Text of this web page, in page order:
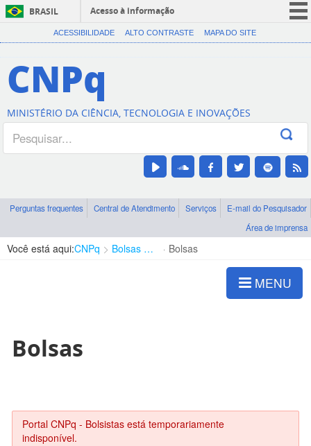
BRASIL
Acesso à informação
CORONAVÍRUS (COVID-19)
Canais
ACESSIBILIDADE ALTO CONTRASTE MAPA DO SITE
CNPq
MINISTÉRIO DA CIÊNCIA, TECNOLOGIA E INOVAÇÕES
Perguntas frequentes Central de Atendimento Serviços
E-mail do Pesquisador
Área de imprensa
Você está aqui:CNPq Bolsas e Auxílios Vigentes Bolsas
MENU
Bolsas
Portal CNPq - Bolsistas está temporariamente
indisponível.